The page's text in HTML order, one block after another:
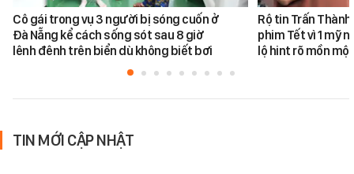
Cô gái trong vụ 3 người bị sóng cuốn ở
Đà Nẵng kể cách sống sót sau 8 giờ
lênh đênh trên biển dù không biết bơi
Rộ tin Trấn
phim Tết vì 1 mỹ
lộ hint rõ mồn
TIN MỚI CẬP NHẬT